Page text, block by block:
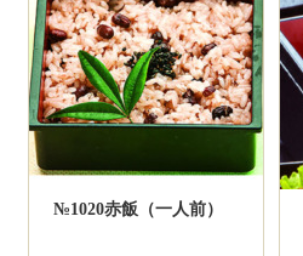
№1020赤飯（一人前）